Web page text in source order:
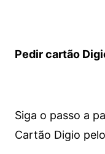
Pedir cartão
Siga o passo a
Cartão Digio